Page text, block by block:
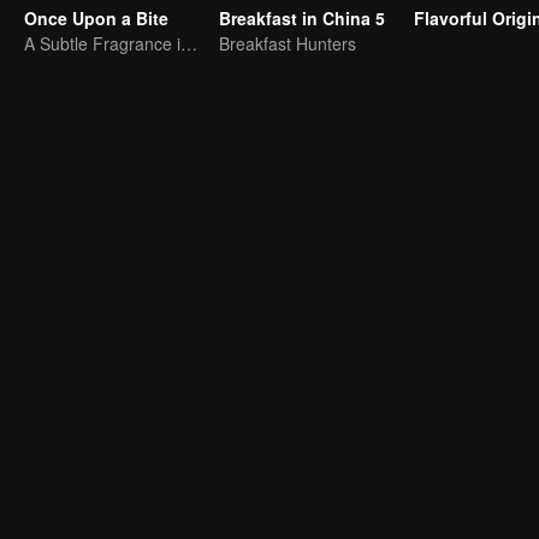
Once Upon a Bite
A Subtle Fragrance in Flavor
Breakfast in China 5
Breakfast Hunters